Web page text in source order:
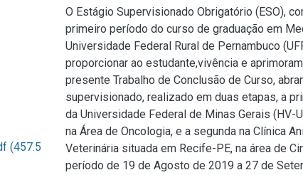
(457.5
O Estágio Supervisionado Obrigatório (ESO),
primeiro período do curso de graduação em
Universidade Federal Rural de Pernambuco
proporcionar ao estudante,vivência e
presente Trabalho de Conclusão de Curso,
supervisionado, realizado em duas etapas, a
da Universidade Federal de Minas Gerais (HV-
na Área de Oncologia, e a segunda na Clínica
Veterinária situada em Recife-PE, na área de
período de 19 de Agosto de 2019 a 27 de